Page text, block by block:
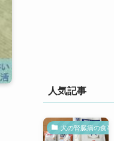
人気記事
犬の腎臓病の食事